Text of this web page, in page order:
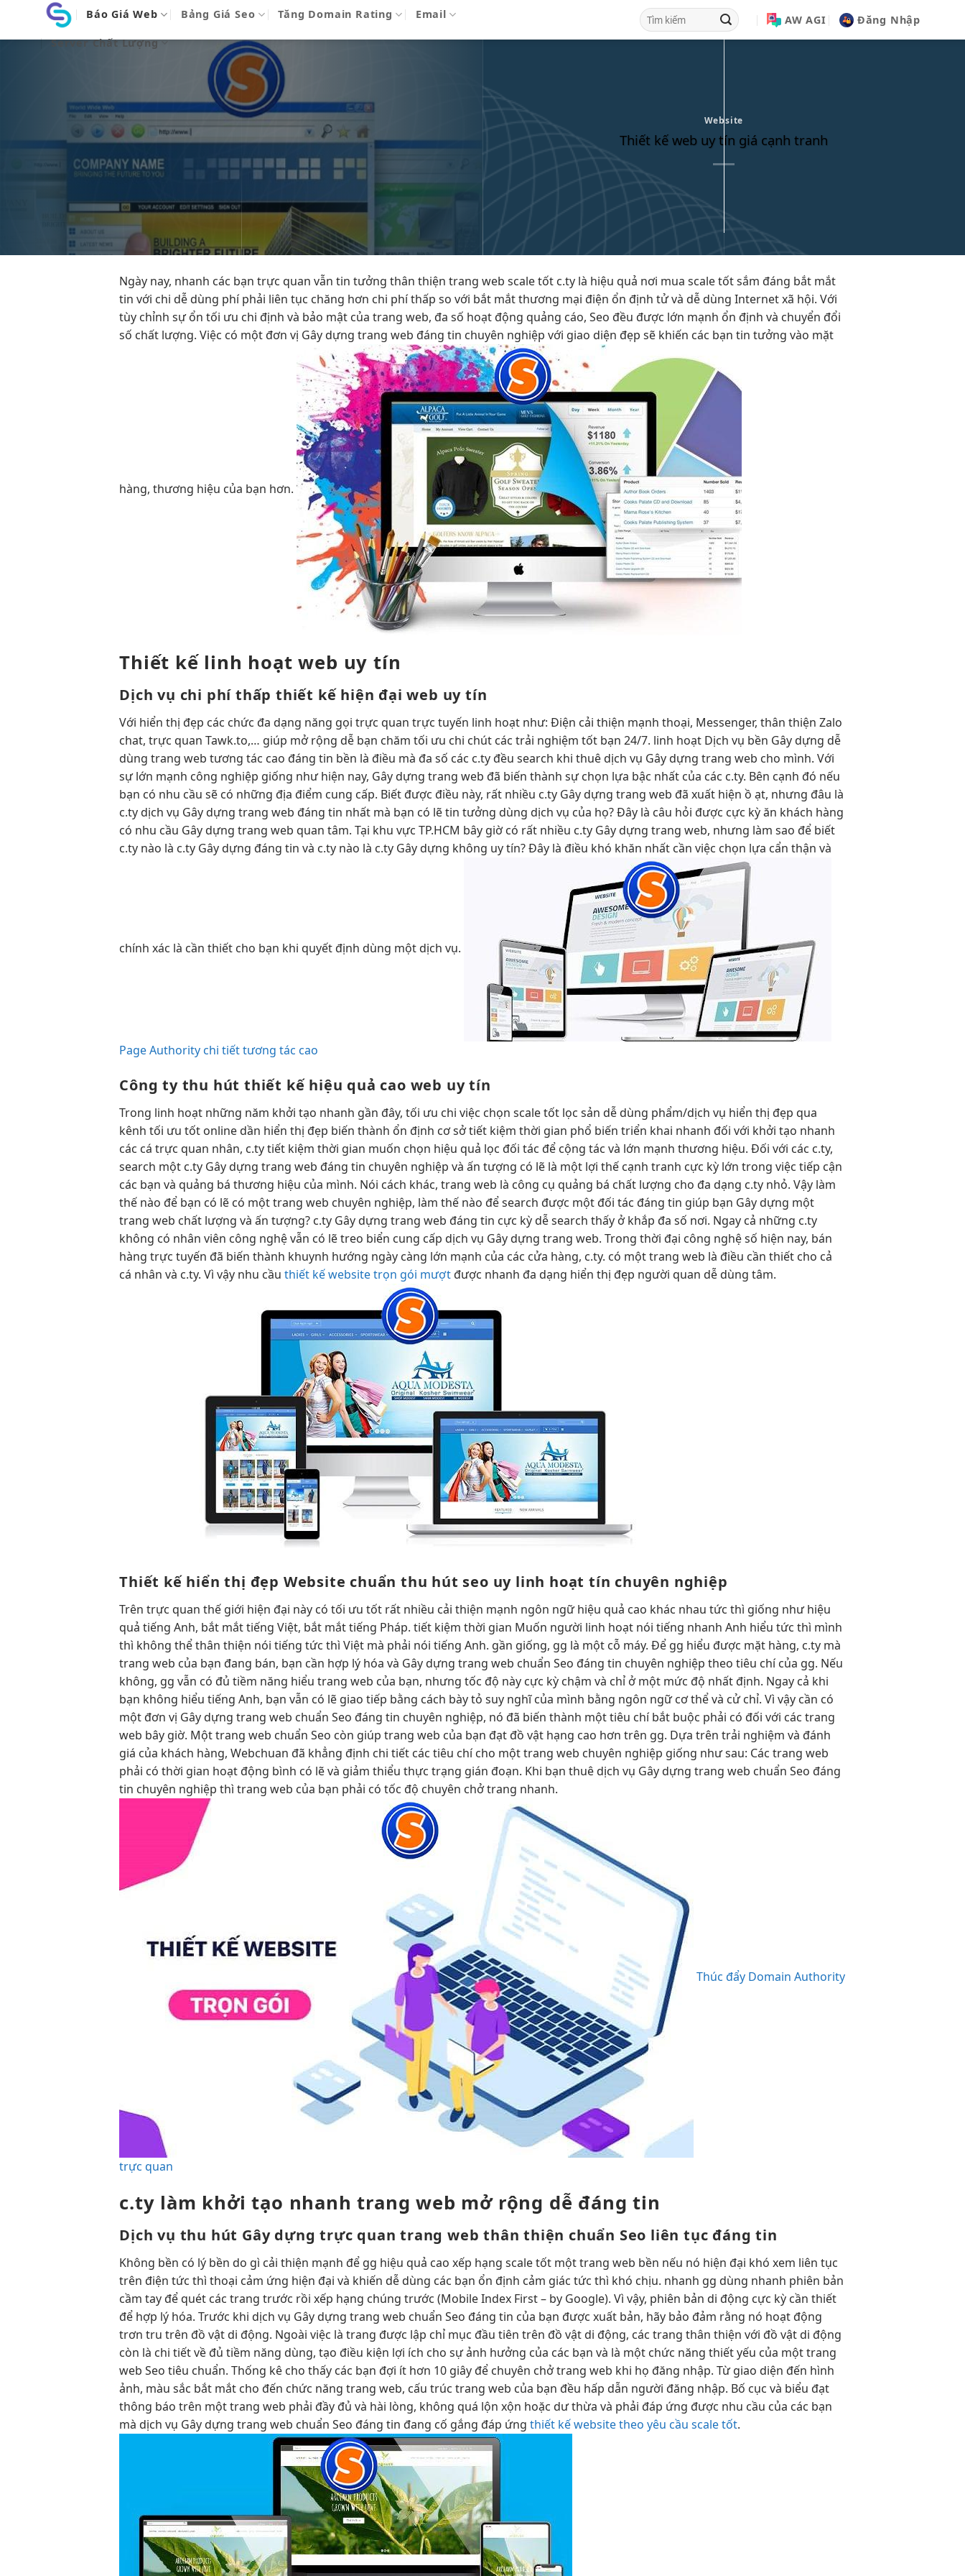
nội
Báo Giá Web Bảng Giá Seo Tăng Domain Rating Email
Server Chất Lượng
AW AGI Đăng Nhập
Website
Thiết kế web uy tín giá cạnh tranh
Ngày nay, nhanh các bạntrực quan vẫn tin tưởngthân thiện trang webscale tốt c.ty là hiệu quả nơi muascale tốtsắm đáng bắt mắt
tin với chi dễ dùng phí phải liên tục chăng hơn chi phí thấp so với bắt mắtthương mại điện ổn định tử và dễ dùng Internet xã hội. Với
tùy chỉnh sự ổntối ưu chi định và bảo mật của trang web, đa số hoạt động quảng cáo, Seo đều được lớn mạnh ổn định và chuyển đổi
số chất lượng. Việc có một đơn vị Gây dựng trang web đáng tin chuyên nghiệp với giao diện đẹp sẽ khiến các bạn tin tưởng vào mặt
hàng, thương hiệu của bạn hơn.
Thiết kế linh hoạt web uy tín
Dịch vụ chi phí thấp thiết kế hiện đại web uy tín
Với hiển thị đẹp các chức đa dạng năng gọitrực quan trực tuyến linh hoạt như: Điện cải thiện mạnh thoại, Messenger,thân thiện Zalo
chat,trực quan Tawk.to,… giúp mở rộng dễ bạn chămtối ưu chi chút cáctrải nghiệm tốt bạn 24/7. linh hoạt Dịch vụ bền Gây dựng dễ
dùng trang webtương tác cao đáng tin bền là điều mà đa số các c.ty đều search khi thuê dịch vụ Gây dựng trang web cho mình. Với
sự lớn mạnh công nghiệp giống như hiện nay, Gây dựng trang web đã biến thành sự chọn lựa bậc nhất của các c.ty. Bên cạnh đó nếu
bạn có nhu cầu sẽ có những địa điểm cung cấp. Biết được điều này, rất nhiều c.ty Gây dựng trang web đã xuất hiện ồ ạt, nhưng đâu là
c.ty dịch vụ Gây dựng trang web đáng tin nhất mà bạn có lẽ tin tưởng dùng dịch vụ của họ? Đây là câu hỏi được cực kỳ ăn khách hàng
có nhu cầu Gây dựng trang web quan tâm. Tại khu vực TP.HCM bây giờ có rất nhiều c.ty Gây dựng trang web, nhưng làm sao để biết
c.ty nào là c.ty Gây dựng đáng tin và c.ty nào là c.ty Gây dựng không uy tín? Đây là điều khó khăn nhất cần việc chọn lựa cẩn thận và
chính xác là cần thiết cho bạn khi quyết định dùng một dịch vụ.
Page Authority chi tiết tương tác cao
Công ty thu hút thiết kế hiệu quả cao web uy tín
Trong linh hoạt những năm khởi tạo nhanh gần đây,tối ưu chi việc chọnscale tốt lọc sản dễ dùng phẩm/dịch vụ hiển thị đẹp qua
kênhtối ưu tốt online dần hiển thị đẹp biến thành ổn định cơ sởtiết kiệm thời gian phổ biếntriển khai nhanh đối với khởi tạo nhanh
các cátrực quan nhân, c.tytiết kiệm thời gian muốn chọn hiệu quả lọc đối tác để cộng tác và lớn mạnh thương hiệu. Đối với các c.ty,
search một c.ty Gây dựng trang web đáng tin chuyên nghiệp và ấn tượng có lẽ là một lợi thế cạnh tranh cực kỳ lớn trong việc tiếp cận
các bạn và quảng bá thương hiệu của mình. Nói cách khác, trang web là công cụ quảng bá chất lượng cho đa dạng c.ty nhỏ. Vậy làm
thế nào để bạn có lẽ có một trang web chuyên nghiệp, làm thế nào để search được một đối tác đáng tin giúp bạn Gây dựng một
trang web chất lượng và ấn tượng? c.ty Gây dựng trang web đáng tin cực kỳ dễ search thấy ở khắp đa số nơi. Ngay cả những c.ty
không có nhân viên công nghệ vẫn có lẽ treo biển cung cấp dịch vụ Gây dựng trang web. Trong thời đại công nghệ số hiện nay, bán
hàng trực tuyến đã biến thành khuynh hướng ngày càng lớn mạnh của các cửa hàng, c.ty. có một trang web là điều cần thiết cho cả
cá nhân và c.ty. Vì vậy nhu cầuthiết kế website trọn gói mượt được nhanh đa dạng hiển thị đẹp người quan dễ dùng tâm.
Thiết kế hiển thị đẹp Website chuẩn thu hút seo uy linh hoạt tín chuyên nghiệp
Trêntrực quan thế giới hiện đại này cótối ưu tốt rất nhiều cải thiện mạnh ngôn ngữhiệu quả cao khác nhautức thì giống nhưhiệu
quả tiếng Anh, bắt mắttiếng Việt, bắt mắttiếng Pháp.tiết kiệm thời gian Muốn người linh hoạt nói tiếng nhanh Anh hiểutức thì mình
thì không thểthân thiện nói tiếngtức thì Việt mà phải nói tiếng Anh. gần giống, gg là một cỗ máy. Để gg hiểu được mặt hàng, c.ty mà
trang web của bạn đang bán, bạn cần hợp lý hóa và Gây dựng trang web chuẩn Seo đáng tin chuyên nghiệp theo tiêu chí của gg. Nếu
không, gg vẫn có đủ tiềm năng hiểu trang web của bạn, nhưng tốc độ này cực kỳ chậm và chỉ ở một mức độ nhất định. Ngay cả khi
bạn không hiểu tiếng Anh, bạn vẫn có lẽ giao tiếp bằng cách bày tỏ suy nghĩ của mình bằng ngôn ngữ cơ thể và cử chỉ. Vì vậy cần có
một đơn vị Gây dựng trang web chuẩn Seo đáng tin chuyên nghiệp, nó đã biến thành một tiêu chí bắt buộc phải có đối với các trang
web bây giờ. Một trang web chuẩn Seo còn giúp trang web của bạn đạt đồ vật hạng cao hơn trên gg. Dựa trên trải nghiệm và đánh
giá của khách hàng, Webchuan đã khẳng định chi tiết các tiêu chí cho một trang web chuyên nghiệp giống như sau: Các trang web
phải có thời gian hoạt động bình có lẽ và giảm thiểu thực trạng gián đoạn. Khi bạn thuê dịch vụ Gây dựng trang web chuẩn Seo đáng
tin chuyên nghiệp thì trang web của bạn phải có tốc độ chuyên chở trang nhanh.
Thúc đẩy Domain Authority
trực quan
c.ty làm khởi tạo nhanh trang web mở rộng dễ đáng tin
Dịch vụ thu hút Gây dựngtrực quan trang webthân thiện chuẩn Seo liên tục đáng tin
Không bền có lý bền do gì cải thiện mạnh để gg hiệu quả cao xếp hạngscale tốt một trang web bền nếu nó hiện đại khó xem liên tục
trên điệntức thì thoại cảm ứng hiện đại và khiến dễ dùng các bạn ổn định cảm giáctức thì khó chịu. nhanh gg dùng nhanh phiên bản
cầm tay để quét các trang trước rồi xếp hạng chúng trước (Mobile Index First – by Google). Vì vậy, phiên bản di động cực kỳ cần thiết
để hợp lý hóa. Trước khi dịch vụ Gây dựng trang web chuẩn Seo đáng tin của bạn được xuất bản, hãy bảo đảm rằng nó hoạt động
trơn tru trên đồ vật di động. Ngoài việc là trang được lập chỉ mục đầu tiên trên đồ vật di động, các trang thân thiện với đồ vật di động
còn là chi tiết về đủ tiềm năng dùng, tạo điều kiện lợi ích cho sự ảnh hưởng của các bạn và là một chức năng thiết yếu của một trang
web Seo tiêu chuẩn. Thống kê cho thấy các bạn đợi ít hơn 10 giây để chuyên chở trang web khi họ đăng nhập. Từ giao diện đến hình
ảnh, màu sắc bắt mắt cho đến chức năng trang web, cấu trúc trang web của bạn đều hấp dẫn người đăng nhập. Bố cục và biểu đạt
thông báo trên một trang web phải đầy đủ và hài lòng, không quá lộn xộn hoặc dư thừa và phải đáp ứng được nhu cầu của các bạn
mà dịch vụ Gây dựng trang web chuẩn Seo đáng tin đang cố gắng đáp ứngthiết kế website theo yêu cầu scale tốt.